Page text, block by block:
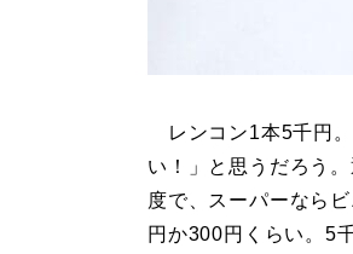
レンコン1本5千円
い！」と思うだろう
度で、スーパーなら
円か300円くらい。5